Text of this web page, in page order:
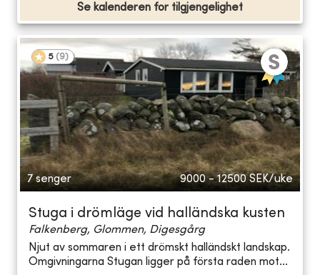
Se kalenderen for tilgjengelighet
5 (9)
7 senger 9000 - 12500 SEK/uke
Stuga i drömläge vid halländska kusten
Falkenberg, Glommen, Digesgårg
Njut av sommaren i ett drömskt halländskt landskap.
Omgivningarna Stugan ligger på första raden mot...